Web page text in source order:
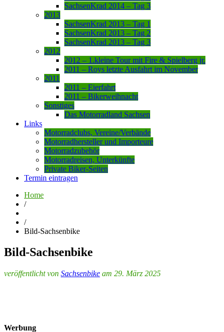
SachsenKrad 2014 – Tag 3
2013
SachsenKrad 2013 – Tag 1
SachsenKrad 2013 – Tag 2
SachsenKrad 2013 – Tag 3
2012
2012 – 1.kleine Tour mit Fire & Spielberg jr.
2011 – Roys letzte Ausfahrt im November
2011
2011 – Eierfahrt
2011 – Bikerweihnacht
Sonstiges
Das Motorradland Sachsen
Links
Motorradclubs, Vereine/Verbände
Motorradhersteller und Importeure
Motorradzubehör
Motorradreisen, Unterkünfte
Private Biker-Seiten
Termin eintragen
Home
/
/
Bild-Sachsenbike
Bild-Sachsenbike
veröffentlicht von Sachsenbike am 29. März 2025
Werbung